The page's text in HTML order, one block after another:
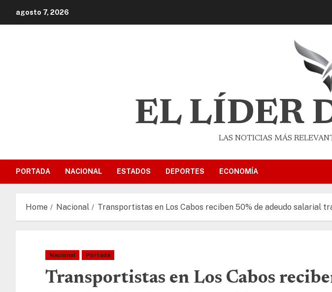
agosto 7, 2026
EL LÍDER
LAS NOTICIAS MÁS
PORTADA NACIONAL ESTADOS DEPORTES ECONOMÍA
Home Nacional Transportistas en Los Cabos reciben 50% de adeudo salarial
Nacional Portada
Transportistas en Los Cabos